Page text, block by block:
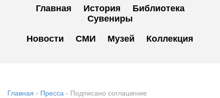
Главная История
Библиотека
Сувениры
Новости
СМИ Музей Коллекция
Главная › Пресса › Подписано соглашение